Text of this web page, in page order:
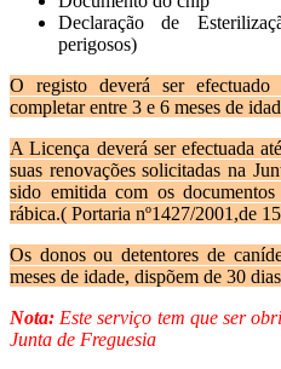
Declaração de
perigosos)
O registo deverá ser
completar entre 3 e 6 meses de
A Licença deverá ser efectuada
suas renovações solicitadas na
sido emitida com os
rábica.( Portaria nº1427/2001,de
Os donos ou detentores de
meses de idade, dispõem de 30
Nota: Este serviço tem que ser
Junta de Freguesia